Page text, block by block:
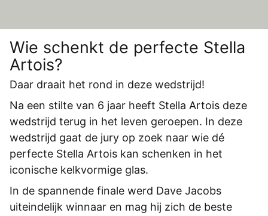
Topmenu
INLOGGEN
MELDPUNT
PERS/PUBLICATIES
FACEBOOK
LINKS
Wie schenkt de perfecte Stella
Artois?
Daar draait het rond in deze wedstrijd!
Na een stilte van 6 jaar heeft Stella Artois deze
wedstrijd terug in het leven geroepen. In deze
wedstrijd gaat de jury op zoek naar wie dé
perfecte Stella Artois kan schenken in het
iconische kelkvormige glas.
In de spannende finale werd Dave Jacobs
uiteindelijk winnaar en mag hij zich de beste